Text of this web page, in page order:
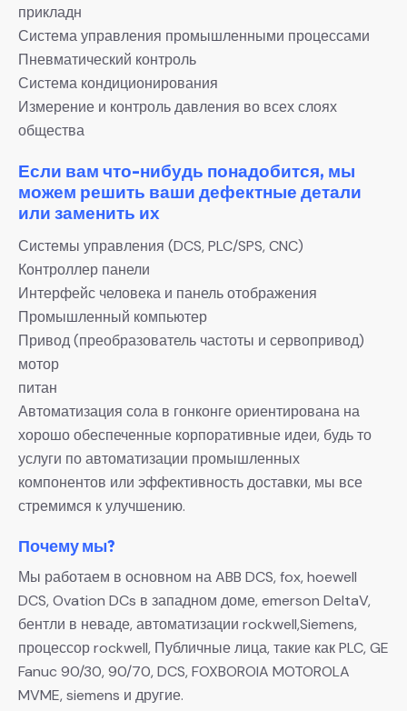
прикладн
Система управления промышленными процессами
Пневматический контроль
Система кондиционирования
Измерение и контроль давления во всех слоях
общества
Если вам что-нибудь понадобится, мы
можем решить ваши дефектные детали
или заменить их
Системы управления (DCS, PLC/SPS, CNC)
Контроллер панели
Интерфейс человека и панель отображения
Промышленный компьютер
Привод (преобразователь частоты и сервопривод)
мотор
питан
Автоматизация сола в гонконге ориентирована на
хорошо обеспеченные корпоративные идеи, будь то
услуги по автоматизации промышленных
компонентов или эффективность доставки, мы все
стремимся к улучшению.
Почему мы?
Мы работаем в основном на ABB DCS, fox, hoewell
DCS, Ovation DCs в западном доме, emerson DeltaV,
бентли в неваде, автоматизации rockwell,Siemens,
процессор rockwell, Публичные лица, такие как PLC, GE
Fanuc 90/30, 90/70, DCS, FOXBOROIA MOTOROLA
MVME, siemens и другие.